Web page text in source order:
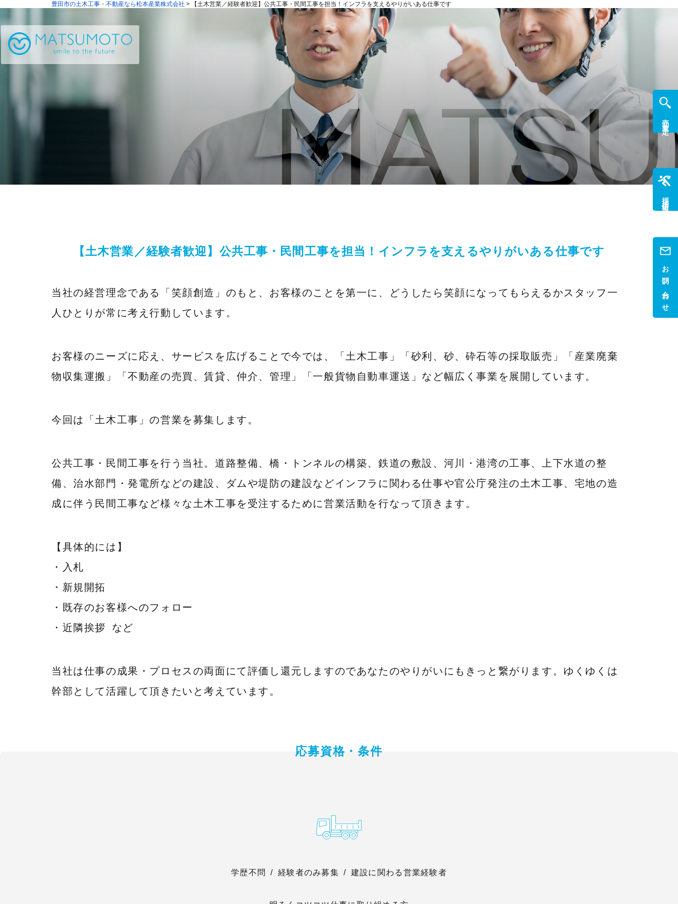
豊田市の土木工事・不動産なら松本産業株式会社 > 【土木営業／経験者歓迎】公共工事・民間工事を担当！インフラを支えるやりがいある仕事です
【土木営業／経験者歓迎】公共工事・民間工事を担当！インフラを支えるやりがいある仕事です
当社の経営理念である「笑顔創造」のもと、お客様のことを第一に、どうしたら笑顔になってもらえるかスタッフ一
人ひとりが常に考え行動しています。
お客様のニーズに応え、サービスを広げることで今では、「土木工事」「砂利、砂、砕石等の採取販売」「産業廃棄
物収集運搬」「不動産の売買、賃貸、仲介、管理」「一般貨物自動車運送」など幅広く事業を展開しています。
今回は「土木工事」の営業を募集します。
公共工事・民間工事を行う当社。道路整備、橋・トンネルの構築、鉄道の敷設、河川・港湾の工事、上下水道の整
備、治水部門・発電所などの建設、ダムや堤防の建設などインフラに関わる仕事や官公庁発注の土木工事、宅地の造
成に伴う民間工事など様々な土木工事を受注するために営業活動を行なって頂きます。
【具体的には】
・入札
・新規開拓
・既存のお客様へのフォロー
・近隣挨拶 など
当社は仕事の成果・プロセスの両面にて評価し還元しますのであなたのやりがいにもきっと繋がります。ゆくゆくは
幹部として活躍して頂きたいと考えています。
応募資格・条件
学歴不問 / 経験者のみ募集 / 建設に関わる営業経験者
売却査定
採用情報
お問い合わせ